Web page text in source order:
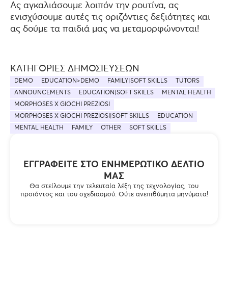
Ας αγκαλιάσουμε λοιπόν την ρουτίνα, ας
ενισχύσουμε αυτές τις οριζόντιες δεξιότητες και
ας δούμε τα παιδιά μας να μεταμορφώνονται!
ΕΓΓΡΑΦΕΊΤΕ ΣΤΟ ΕΝΗΜΕΡΩΤΙΚΌ ΔΕΛΤΊΟ
ΜΑΣ
Θα στείλουμε την τελευταία λέξη της τεχνολογίας, του
προϊόντος και του σχεδιασμού. Ούτε ανεπιθύμητα μηνύματα!
ΚΑΤΗΓΟΡΊΕΣ ΔΗΜΟΣΙΕΎΣΕΩΝ
DEMO EDUCATION>DEMO FAMILY|SOFT SKILLS
TUTORS
ANNOUNCEMENTS
EDUCATION|SOFT SKILLS
MENTAL HEALTH
MORPHOSES X GIOCHI PREZIOSI
MORPHOSES X GIOCHI PREZIOSI|SOFT SKILLS
EDUCATION
MENTAL HEALTH
FAMILY OTHER SOFT SKILLS